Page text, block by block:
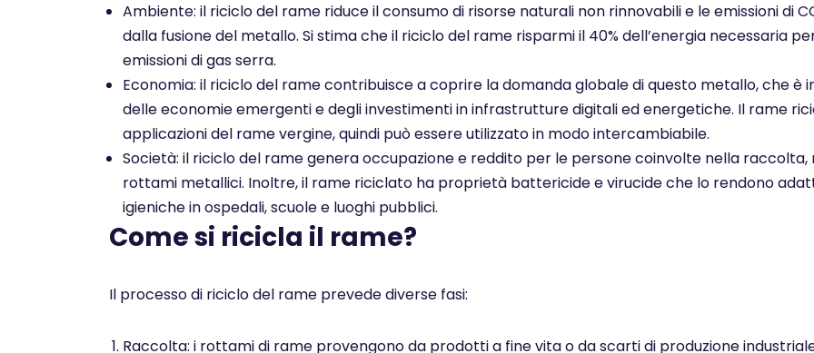
Ambiente: il riciclo del rame riduce il consumo di risorse naturali non rinnovabili e le emissioni di
dalla fusione del metallo. Si stima che il riciclo del rame risparmi il 40% dell’energia necessaria
emissioni di gas serra.
Economia: il riciclo del rame contribuisce a coprire la domanda globale di questo metallo, che
delle economie emergenti e degli investimenti in infrastrutture digitali ed energetiche. Il rame
applicazioni del rame vergine, quindi può essere utilizzato in modo intercambiabile.
Società: il riciclo del rame genera occupazione e reddito per le persone coinvolte nella
rottami metallici. Inoltre, il rame riciclato ha proprietà battericide e virucide che lo rendono
igieniche in ospedali, scuole e luoghi pubblici.
Come si ricicla il rame?
Il processo di riciclo del rame prevede diverse fasi:
Raccolta: i rottami di rame provengono da prodotti a fine vita o da scarti di produzione